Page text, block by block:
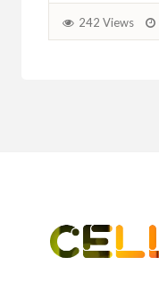
242 Views